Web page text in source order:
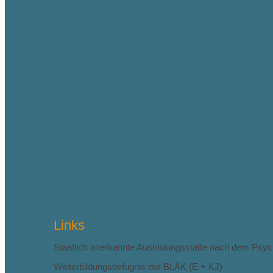
Links
Staatlich anerkannte Ausbildungsstätte nach dem
Weiterbildungsbefugnis der BLÄK (E + KJ)